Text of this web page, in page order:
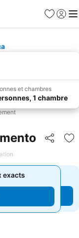
Favoris
Se
et chambres
1 chambre
Partager
exacts
exacts